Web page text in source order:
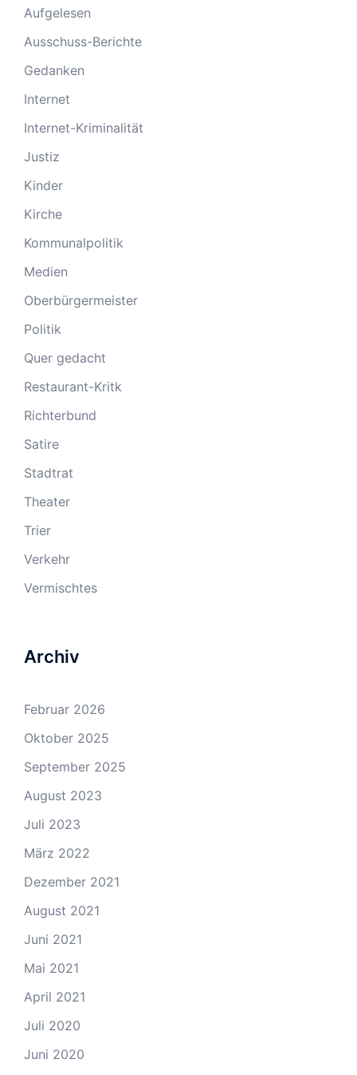
Aufgelesen
Ausschuss-Berichte
Gedanken
Internet
Internet-Kriminalität
Justiz
Kinder
Kirche
Kommunalpolitik
Medien
Oberbürgermeister
Politik
Quer gedacht
Restaurant-Kritk
Richterbund
Satire
Stadtrat
Theater
Trier
Verkehr
Vermischtes
Archiv
Februar 2026
Oktober 2025
September 2025
August 2023
Juli 2023
März 2022
Dezember 2021
August 2021
Juni 2021
Mai 2021
April 2021
Juli 2020
Juni 2020